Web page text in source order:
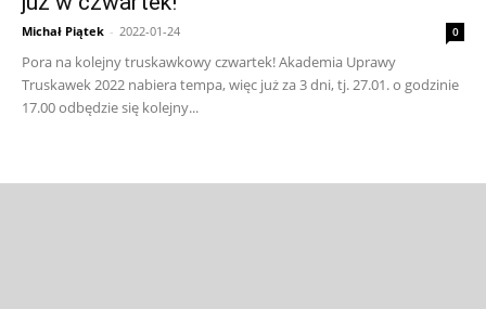
Michał Piątek - 2022-01-24 0
Pora na kolejny truskawkowy czwartek! Akademia Uprawy
Truskawek 2022 nabiera tempa, więc już za 3 dni, tj. 27.01. o godzinie
17.00 odbędzie się kolejny...